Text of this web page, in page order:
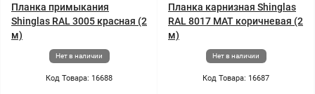
Планка примыкания
Shinglas RAL 3005 красная (2
м)
Нет в наличии
Код Товара: 16688
Планка карнизная Shinglas
RAL 8017 МАТ коричневая (2
м)
Нет в наличии
Код Товара: 16687